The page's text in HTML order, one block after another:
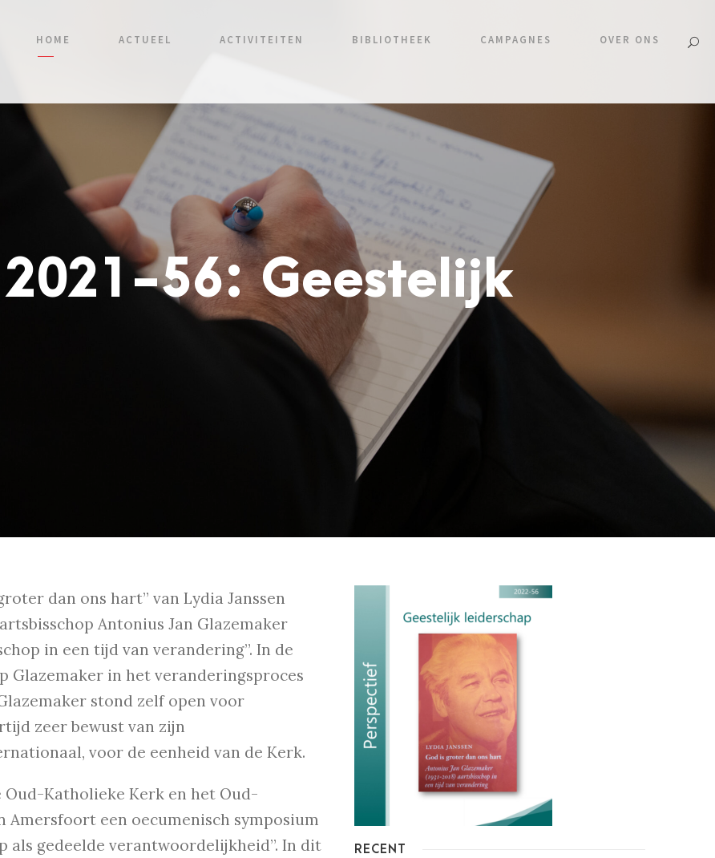
HOME ACTUEEL ACTIVITEITEN BIBLIOTHEEK CAMPAGNES OVER ONS
56: Geestelijk
dan ons hart” van Lydia Janssen
Antonius Jan Glazemaker
in een tijd van verandering”. In de
Glazemaker in het veranderingsproces
stond zelf open voor
zeer bewust van zijn
voor de eenheid van de Kerk.
Oud-Katholieke Kerk en het Oud-
een oecumenisch symposium
als gedeelde verantwoordelijkheid”. In dit
RECENT